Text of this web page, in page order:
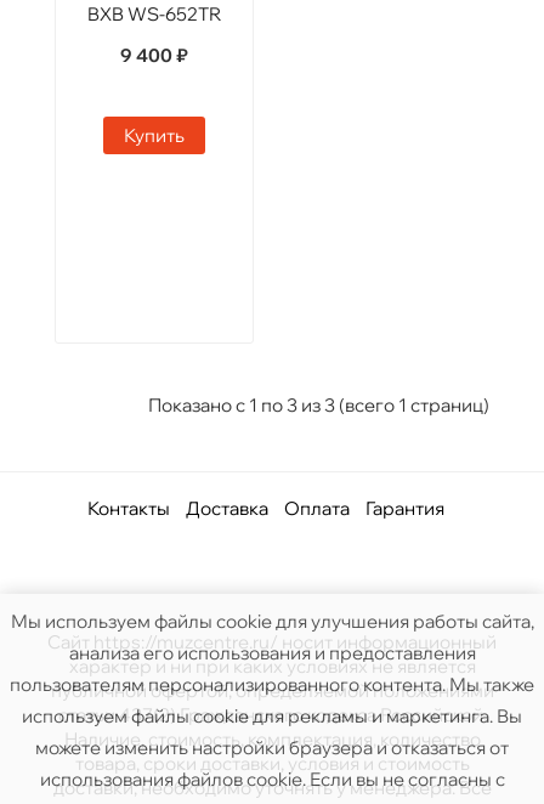
BXB WS-652TR
9 400 ₽
Купить
Показано с 1 по 3 из 3 (всего 1 страниц)
Контакты Доставка Оплата Гарантия
Сайт https://muzcentre.ru/ носит информационный
характер и ни при каких условиях не является
публичной офертой, определяемой положениями
статьи 437(2) Гражданского кодекса Российской.
Наличие, стоимость, комплектация, количество
товара, сроки доставки, условия и стоимость
доставки, необходимо уточнять у менеджера. Все
Мы используем файлы cookie для улучшения работы сайта,
анализа его использования и предоставления
пользователям персонализированного контента. Мы также
используем файлы cookie для рекламы и маркетинга. Вы
можете изменить настройки браузера и отказаться от
использования файлов cookie. Если вы не согласны с